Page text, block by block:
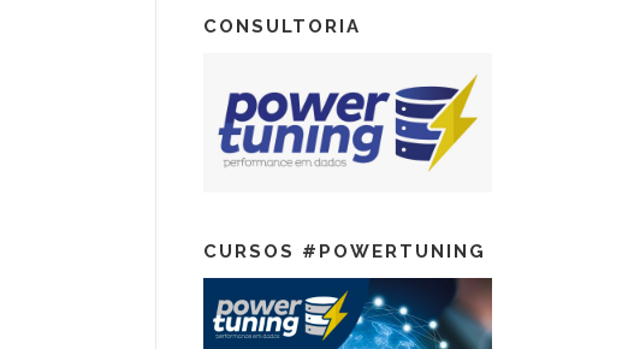
CONSULTORIA
CURSOS #POWERTUNING